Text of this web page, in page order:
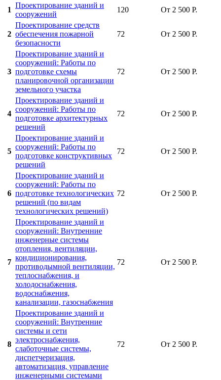
1
Проектирование зданий и
сооружений
120 От 2 500 Р.
2
Проектирование средств
обеспечения пожарной
безопасности
72 От 2 500 Р.
3
Проектирование зданий и
сооружений: Работы по
подготовке схемы
планировочной организации
земельного участка
72 От 2 500 Р.
4
Проектирование зданий и
сооружений: Работы по
подготовке архитектурных
решений
72 От 2 500 Р.
5
Проектирование зданий и
сооружений: Работы по
подготовке конструктивных
решений
72 От 2 500 Р.
6
Проектирование зданий и
сооружений: Работы по
подготовке технологических
решений (по видам
технологических решений)
72 От 2 500 Р.
7
Проектирование зданий и
сооружений: Внутренние
инженерные системы
отопления, вентиляции,
кондиционирования,
противодымной вентиляции,
теплоснабжения, и
холодоснабжения,
водоснабжения,
канализации, газоснабжения
72 От 2 500 Р.
8
Проектирование зданий и
сооружений: Внутренние
системы и сети
электроснабжения,
слаботочные системы,
диспетчеризация,
автоматизация, управление
инженерными системами
72 От 2 500 Р.